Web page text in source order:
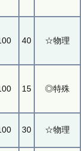
40 ☆物理
15 ◎特殊
30 ☆物理